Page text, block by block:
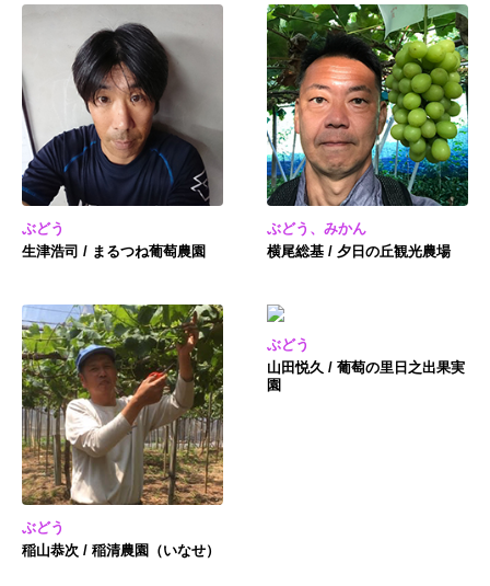
ぶどう
生津浩司 / まるつね葡萄農園
ぶどう、みかん
横尾総基 / 夕日の丘観光農場
ぶどう
稲山恭次 / 稲清農園（いなせ）
ぶどう
山田悦久 / 葡萄の里日之出果実
園